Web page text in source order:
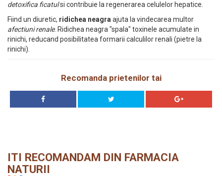
detoxifica ficatulsi contribuie la regenerarea celulelor hepatice.
Fiind un diuretic, ridichea neagra ajuta la vindecarea multor
afectiuni renale. Ridichea neagra "spala" toxinele acumulate in
rinichi, reducand posibilitatea formarii calculilor renali (pietre la
rinichi).
Recomanda prietenilor tai
ITI RECOMANDAM DIN FARMACIA
NATURII